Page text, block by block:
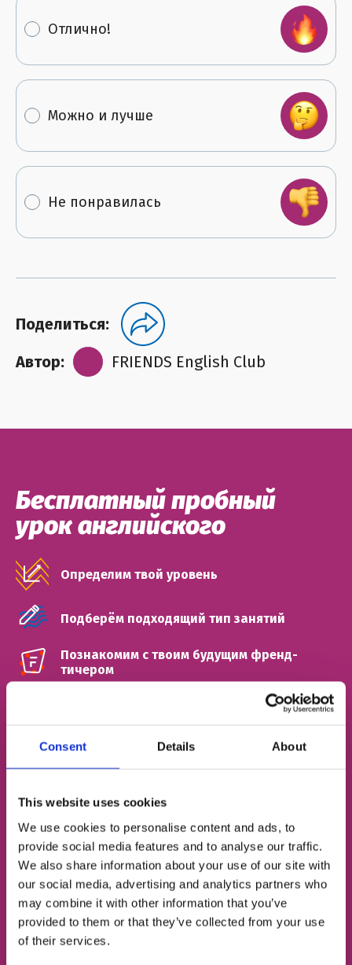
Consent Details About
This website uses cookies
We use cookies to personalise content and ads, to
provide social media features and to analyse our traffic.
We also share information about your use of our site with
our social media, advertising and analytics partners who
may combine it with other information that you’ve
provided to them or that they’ve collected from your use
of their services.
Отлично!
Можно и лучше
Не понравилась
Поделиться:
Автор:
FRIENDS English Club
Бесплатный пробный
урок английского
Определим твой уровень
Подберём подходящий тип занятий
Познакомим с твоим будущим френд-
тичером
ЭЛЕКТРОННАЯ ПОЧТА
Согласен с политикой конфиденциальности